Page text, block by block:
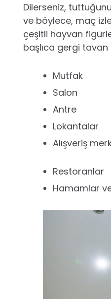
Dilerseniz,
ve böylece, maç
çeşitli hayvan
başlıca gergi tavan
Mutfak
Salon
Antre
Lokantalar
Alışveriş
Restoranlar
Hamamlar